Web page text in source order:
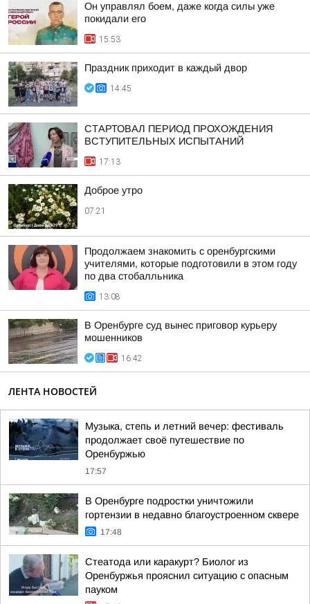
Он управлял боем, даже когда силы уже
покидали его
15:53
Праздник приходит в каждый двор
14:45
СТАРТОВАЛ ПЕРИОД ПРОХОЖДЕНИЯ
ВСТУПИТЕЛЬНЫХ ИСПЫТАНИЙ
17:13
Доброе утро
07:21
Продолжаем знакомить с оренбургскими
учителями, которые подготовили в этом году
по два стобалльника
13:08
В Оренбурге суд вынес приговор курьеру
мошенников
16:42
ЛЕНТА НОВОСТЕЙ
Музыка, степь и летний вечер: фестиваль
продолжает своё путешествие по
Оренбуржью
17:57
В Оренбурге подростки уничтожили
гортензии в недавно благоустроенном сквере
17:48
Стеатода или каракурт? Биолог из
Оренбуржья прояснил ситуацию с опасным
пауком